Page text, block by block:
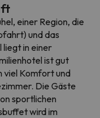
einer Region, die
und das
liegt in einer
ist gut
viel Komfort und
Die Gäste
sportlichen
wird im